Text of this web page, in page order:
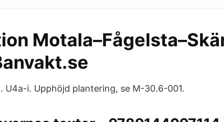
U4a-i. Upphöjd plantering, se M-30.6-001.